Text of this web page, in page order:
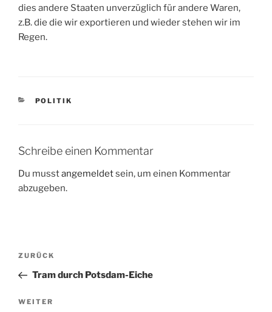
dies andere Staaten unverzüglich für andere Waren,
z.B. die die wir exportieren und wieder stehen wir im
Regen.
KATEGORIEN
POLITIK
Schreibe einen Kommentar
Du musstangemeldetsein, um einen Kommentar
abzugeben.
Beitragsnavigation
Vorheriger
Beitrag
ZURÜCK
Tram durch Potsdam-Eiche
Nächster
WEITER